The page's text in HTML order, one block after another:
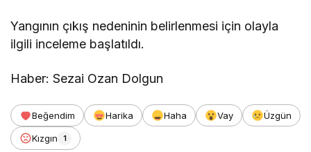
Yangının çıkış nedeninin belirlenmesi için olayla
ilgili inceleme başlatıldı.
Haber: Sezai Ozan Dolgun
Beğendim Harika Haha Vay Üzgün
Kızgın 1